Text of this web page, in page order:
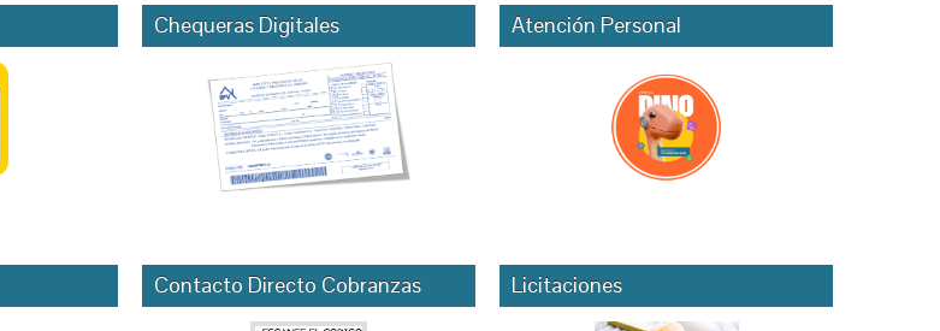
Chequeras Digitales Atención Personal
Contacto Directo Cobranzas Licitaciones